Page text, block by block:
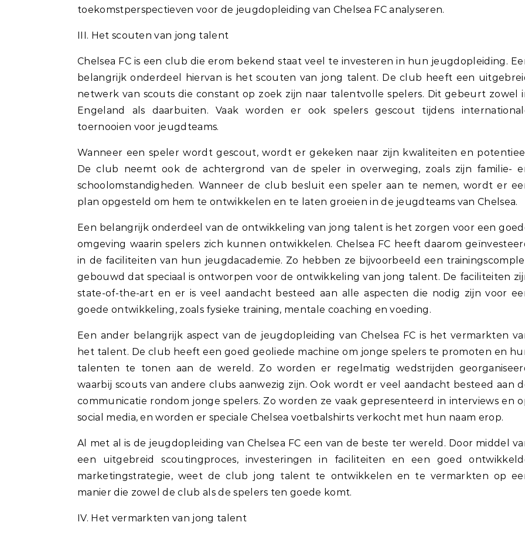
toekomstperspectieven voor de jeugdopleiding van Chelsea FC analyseren.
III. Het scouten van jong talent
Chelsea FC is een club die erom bekend staat veel te investeren in hun jeugdopleiding.
belangrijk onderdeel hiervan is het scouten van jong talent. De club heeft een
netwerk van scouts die constant op zoek zijn naar talentvolle spelers. Dit gebeurt zowel
Engeland als daarbuiten. Vaak worden er ook spelers gescout tijdens
toernooien voor jeugdteams.
Wanneer een speler wordt gescout, wordt er gekeken naar zijn kwaliteiten en
De club neemt ook de achtergrond van de speler in overweging, zoals zijn familie-
schoolomstandigheden. Wanneer de club besluit een speler aan te nemen, wordt er
plan opgesteld om hem te ontwikkelen en te laten groeien in de jeugdteams van Chelsea.
Een belangrijk onderdeel van de ontwikkeling van jong talent is het zorgen voor een
omgeving waarin spelers zich kunnen ontwikkelen. Chelsea FC heeft daarom
in de faciliteiten van hun jeugdacademie. Zo hebben ze bijvoorbeeld een
gebouwd dat speciaal is ontworpen voor de ontwikkeling van jong talent. De faciliteiten
state-of-the-art en er is veel aandacht besteed aan alle aspecten die nodig zijn voor
goede ontwikkeling, zoals fysieke training, mentale coaching en voeding.
Een ander belangrijk aspect van de jeugdopleiding van Chelsea FC is het vermarkten
het talent. De club heeft een goed geoliede machine om jonge spelers te promoten en
talenten te tonen aan de wereld. Zo worden er regelmatig wedstrijden
waarbij scouts van andere clubs aanwezig zijn. Ook wordt er veel aandacht besteed aan
communicatie rondom jonge spelers. Zo worden ze vaak gepresenteerd in interviews en
social media, en worden er speciale Chelsea voetbalshirts verkocht met hun naam erop.
Al met al is de jeugdopleiding van Chelsea FC een van de beste ter wereld. Door middel
een uitgebreid scoutingproces, investeringen in faciliteiten en een goed
marketingstrategie, weet de club jong talent te ontwikkelen en te vermarkten op
manier die zowel de club als de spelers ten goede komt.
IV. Het vermarkten van jong talent